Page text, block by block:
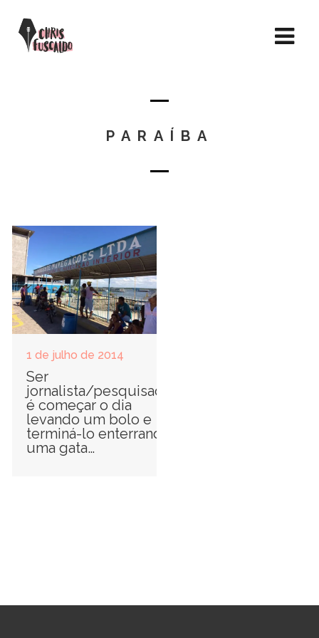
PARAÍBA
1 de julho de 2014
Ser
jornalista/pesquisadora
é começar o dia
levando um bolo e
terminá-lo enterrando
uma gata…